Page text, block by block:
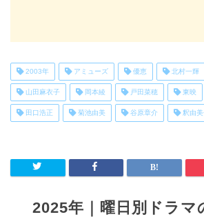
2003年 アミューズ 優恵 北村一輝
山田麻衣子 岡本綾 戸田菜穂 東映
田口浩正 菊池由美 谷原章介 釈由美
2025年｜曜日別ドラマ